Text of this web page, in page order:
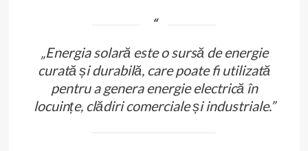
„Energia solară este o sursă de energie
curată și durabilă, care poate fi utilizată
pentru a genera energie electrică în
locuințe, clădiri comerciale și industriale.”